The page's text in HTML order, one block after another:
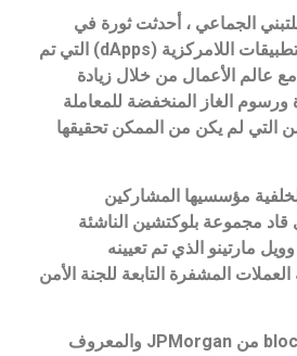
الجماعي ، أحدثت ثورة في
تقنية blockchain والتطبيقات اللامركزية (dApps) التي تم
عالم الأعمال من خلال زيادة
ورسوم الغاز المنخفضة للمعاملة
التي لم يكن من الممكن تحقيقها
مؤسسيها المشاركين
مجموعة بلوكتشين الناشئة
التابعة لـ JPMorgan وويل مارتينو الذي تم تعيينه
المشفرة التابعة للجنة الأمن
تم تطوير أول blockchain من JPMorgan والمعروف